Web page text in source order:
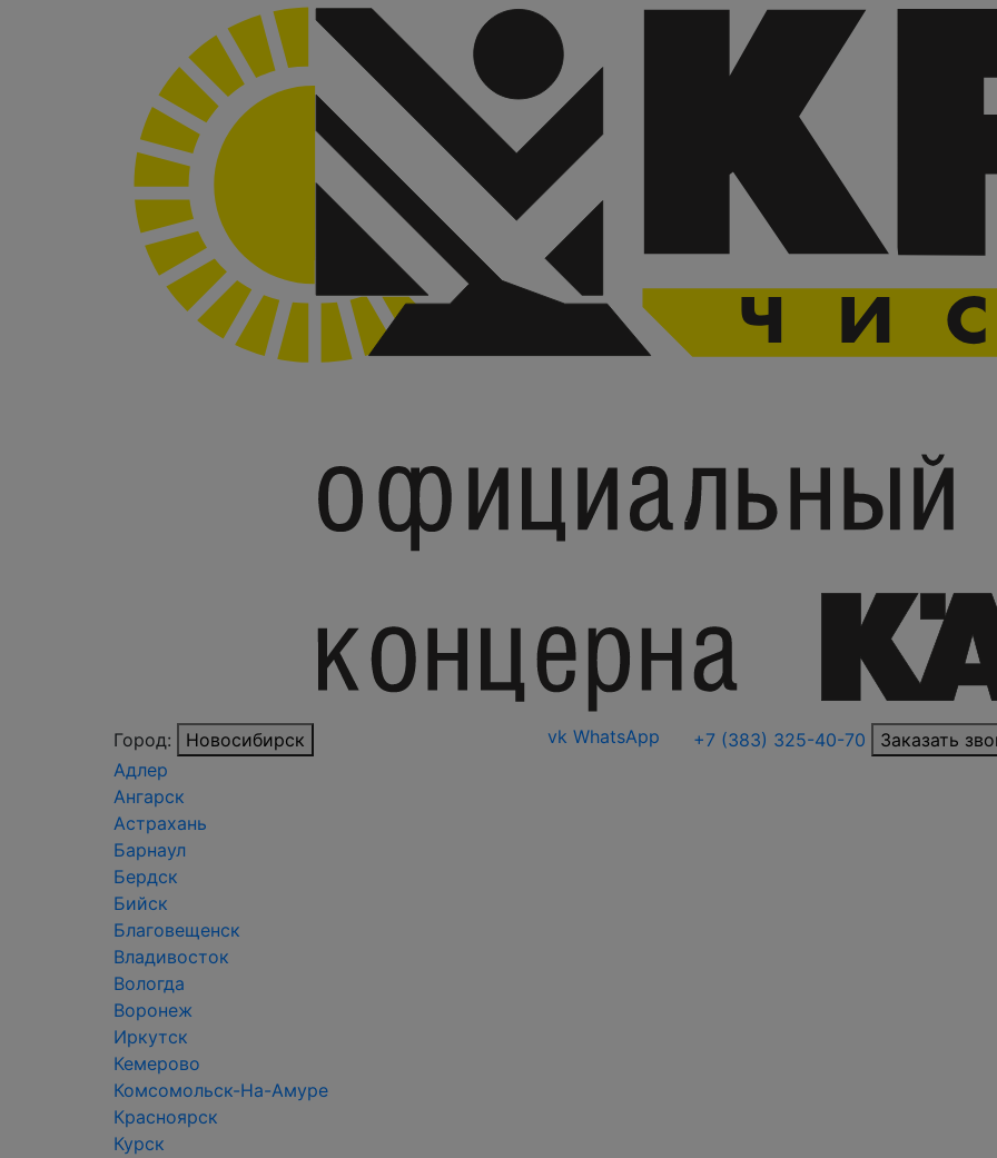
Город:
Новосибирск
Адлер
Ангарск
Астрахань
Барнаул
Бердск
Бийск
Благовещенск
Владивосток
Вологда
Воронеж
Иркутск
Кемерово
Комсомольск-На-Амуре
Красноярск
Курск
vk WhatsApp +7 (383) 325-40-70 Заказать